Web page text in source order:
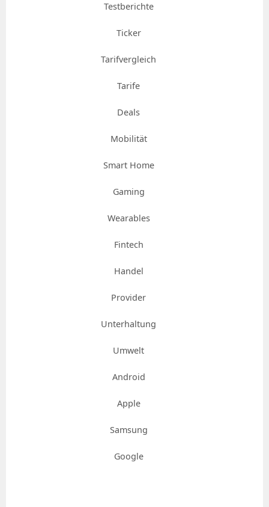
Testberichte
Ticker
Tarifvergleich
Tarife
Deals
Mobilität
Smart Home
Gaming
Wearables
Fintech
Handel
Provider
Unterhaltung
Umwelt
Android
Apple
Samsung
Google